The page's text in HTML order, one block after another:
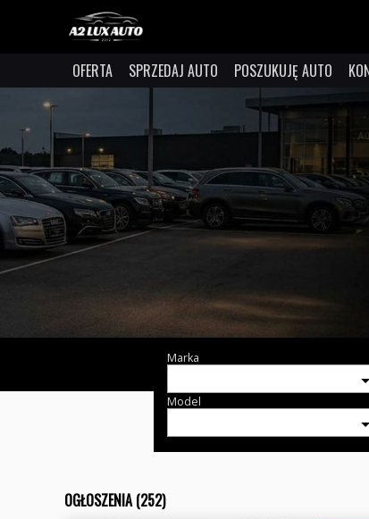
OFERTA SPRZEDAJ AUTO POSZUKUJĘ AUTO
Marka
Model
OGŁOSZENIA (252)